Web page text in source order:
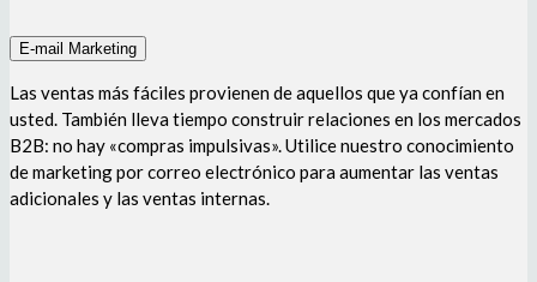
E-mail Marketing
Las ventas más fáciles provienen de aquellos que ya confían en
usted. También lleva tiempo construir relaciones en los mercados
B2B: no hay «compras impulsivas». Utilice nuestro conocimiento
de marketing por correo electrónico para aumentar las ventas
adicionales y las ventas internas.